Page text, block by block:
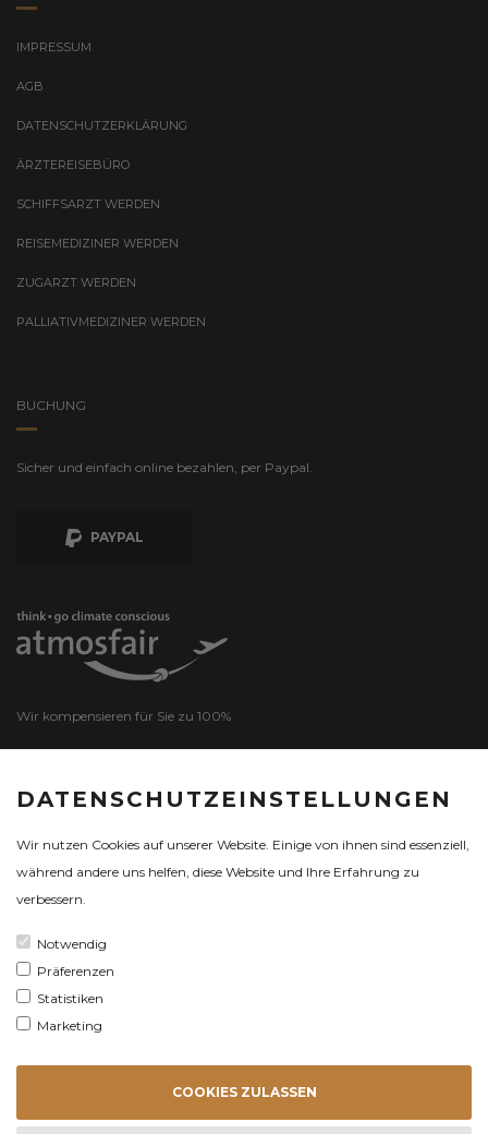
IMPRESSUM
AGB
DATENSCHUTZERKLÄRUNG
ÄRZTEREISEBÜRO
SCHIFFSARZT WERDEN
REISEMEDIZINER WERDEN
ZUGARZT WERDEN
PALLIATIVMEDIZINER WERDEN
BUCHUNG
Sicher und einfach online bezahlen, per Paypal.
PAYPAL
Wir kompensieren für Sie zu 100%
ZERTIFIKAT
DATENSCHUTZEINSTELLUNGEN
Wir nutzen Cookies auf unserer Website. Einige von ihnen sind essenziell,
während andere uns helfen, diese Website und Ihre Erfahrung zu
verbessern.
Notwendig
Präferenzen
Statistiken
Marketing
COOKIES ZULASSEN